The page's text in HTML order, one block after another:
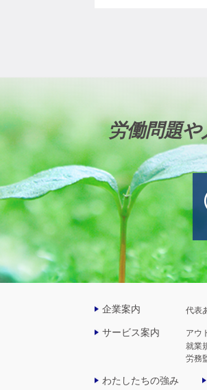
労働問題
企業案内 代表
サービス案内 アウ
就業
労務
わたしたちの強み